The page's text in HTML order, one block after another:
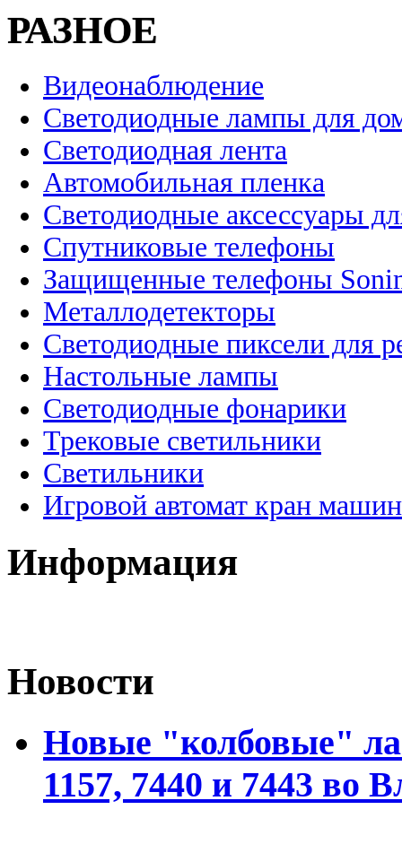
РАЗНОЕ
Видеонаблюдение
Светодиодные лампы для
Светодиодная лента
Автомобильная пленка
Светодиодные аксессуары
Спутниковые телефоны
Защищенные телефоны
Металлодетекторы
Светодиодные пиксели для
Настольные лампы
Светодиодные фонарики
Трековые светильники
Светильники
Игровой автомат кран
Информация
Новости
Новые "колбовые"
1157, 7440 и 7443 во